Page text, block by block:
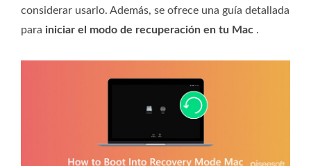
considerar usarlo. Además, se ofrece una guía detallada
para iniciar el modo de recuperación en tu Mac .